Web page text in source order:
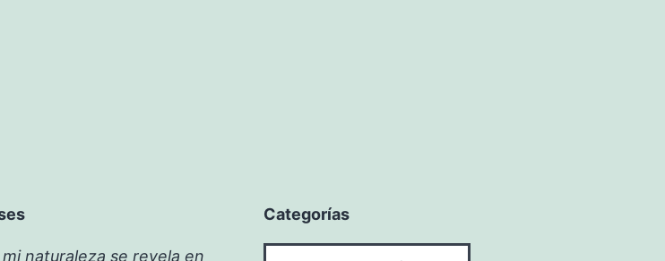
naturaleza se revela en
Categorías